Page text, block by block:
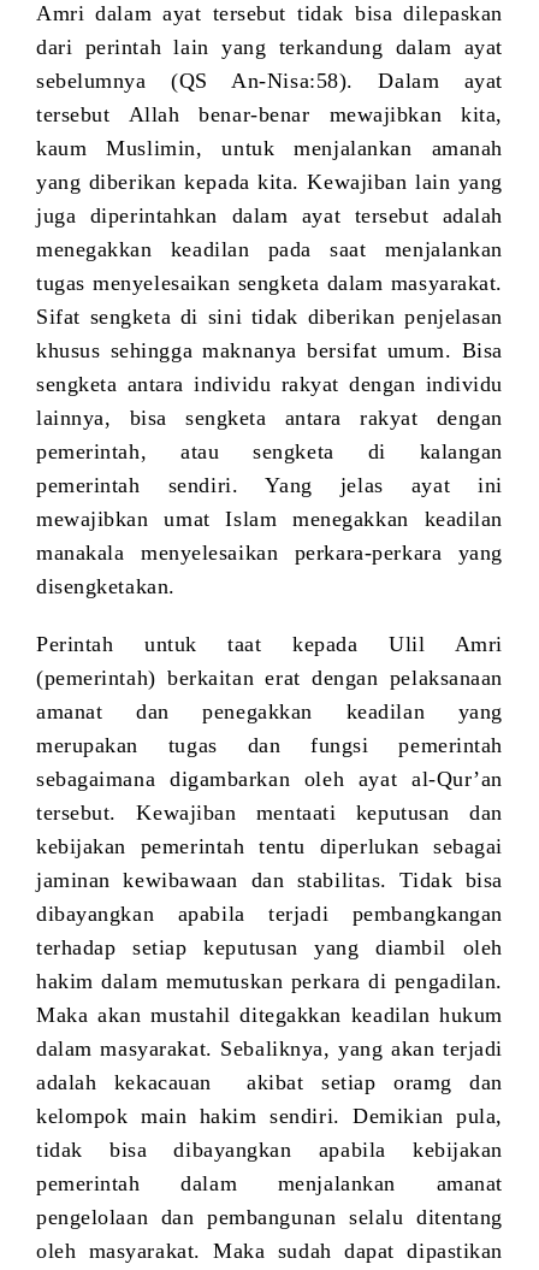
Amri dalam ayat tersebut tidak bisa dilepaskan
dari perintah lain yang terkandung dalam ayat
sebelumnya (QS An-Nisa:58). Dalam ayat
tersebut Allah benar-benar mewajibkan kita,
kaum Muslimin, untuk menjalankan amanah
yang diberikan kepada kita. Kewajiban lain yang
juga diperintahkan dalam ayat tersebut adalah
menegakkan keadilan pada saat menjalankan
tugas menyelesaikan sengketa dalam masyarakat.
Sifat sengketa di sini tidak diberikan penjelasan
khusus sehingga maknanya bersifat umum. Bisa
sengketa antara individu rakyat dengan individu
lainnya, bisa sengketa antara rakyat dengan
pemerintah, atau sengketa di kalangan
pemerintah sendiri. Yang jelas ayat ini
mewajibkan umat Islam menegakkan keadilan
manakala menyelesaikan perkara-perkara yang
disengketakan.
Perintah untuk taat kepada Ulil Amri
(pemerintah) berkaitan erat dengan pelaksanaan
amanat dan penegakkan keadilan yang
merupakan tugas dan fungsi pemerintah
sebagaimana digambarkan oleh ayat al-Qur’an
tersebut. Kewajiban mentaati keputusan dan
kebijakan pemerintah tentu diperlukan sebagai
jaminan kewibawaan dan stabilitas. Tidak bisa
dibayangkan apabila terjadi pembangkangan
terhadap setiap keputusan yang diambil oleh
hakim dalam memutuskan perkara di pengadilan.
Maka akan mustahil ditegakkan keadilan hukum
dalam masyarakat. Sebaliknya, yang akan terjadi
adalah kekacauan akibat setiap oramg dan
kelompok main hakim sendiri. Demikian pula,
tidak bisa dibayangkan apabila kebijakan
pemerintah dalam menjalankan amanat
pengelolaan dan pembangunan selalu ditentang
oleh masyarakat. Maka sudah dapat dipastikan